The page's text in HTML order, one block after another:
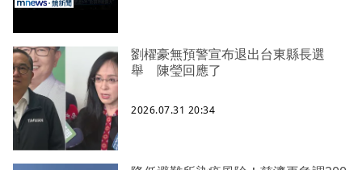
劉櫂豪無預警宣布退出台東縣長選
舉 陳瑩回應了
2026.07.31 20:34